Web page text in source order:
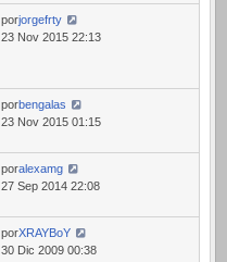
porjorgefrty
23 Nov 2015 22:13
porbengalas
23 Nov 2015 01:15
poralexamg
27 Sep 2014 22:08
porXRAYBoY
30 Dic 2009 00:38